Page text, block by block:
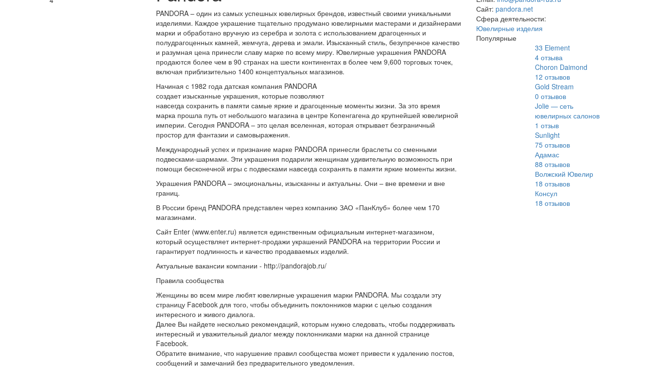
PANDORA – один из самых успешных ювелирных брендов, известный своими уникальными
изделиями. Каждое украшение тщательно продумано ювелирными мастерами и дизайнерами
марки и обработано вручную из серебра и золота с использованием драгоценных и
полудрагоценных камней, жемчуга, дерева и эмали. Изысканный стиль, безупречное качество
и разумная цена принесли славу марке по всему миру. Ювелирные украшения PANDORA
продаются более чем в 90 странах на шести континентах в более чем 9,600 торговых точек,
включая приблизительно 1400 концептуальных магазинов.
Начиная с 1982 года датская компания PANDORA
создает изысканные украшения, которые позволяют
навсегда сохранить в памяти самые яркие и драгоценные моменты жизни. За это время
марка прошла путь от небольшого магазина в центре Копенгагена до крупнейшей ювелирной
империи. Сегодня PANDORA – это целая вселенная, которая открывает безграничный
простор для фантазии и самовыражения.
Международный успех и признание марке PANDORA принесли браслеты со сменными
подвесками-шармами. Эти украшения подарили женщинам удивительную возможность при
помощи бесконечной игры с подвесками навсегда сохранять в памяти яркие моменты жизни.
Украшения PANDORA – эмоциональны, изысканны и актуальны. Они – вне времени и вне
границ.
В России бренд PANDORA представлен через компанию ЗАО «ПанКлуб» более чем 170
магазинами.
Сайт Enter (www.enter.ru) является единственным официальным интернет-магазином,
который осуществляет интернет-продажи украшений PANDORA на территории России и
гарантирует подлинность и качество продаваемых изделий.
Актуальные вакансии компании - http://pandorajob.ru/
Правила сообщества
Женщины во всем мире любят ювелирные украшения марки PANDORA. Мы создали эту
страницу Facebook для того, чтобы объединить поклонников марки с целью создания
интересного и живого диалога.
Далее Вы найдете несколько рекомендаций, которым нужно следовать, чтобы поддерживать
интересный и уважительный диалог между поклонниками марки на данной странице
Facebook.
Обратите внимание, что нарушение правил сообщества может привести к удалению постов,
сообщений и замечаний без предварительного уведомления.
Сайт: pandora.net
Сфера деятельности:
Ювелирные изделия
Популярные
33 Element
4 отзыва
Choron Daimond
12 отзывов
Gold Stream
0 отзывов
Jolie — сеть
ювелирных салонов
1 отзыв
Sunlight
75 отзывов
Адамас
88 отзывов
Волжский Ювелир
18 отзывов
Консул
18 отзывов